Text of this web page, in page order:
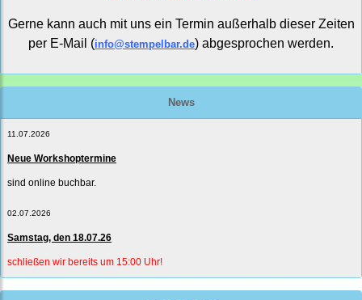
Gerne kann auch mit uns ein Termin außerhalb dieser Zeiten
per E-Mail (info@stempelbar.de) abgesprochen werden.
News
11.07.2026
Neue Workshoptermine
sind online buchbar.
02.07.2026
Samstag, den 18.07.26
schließen wir bereits um 15:00 Uhr!